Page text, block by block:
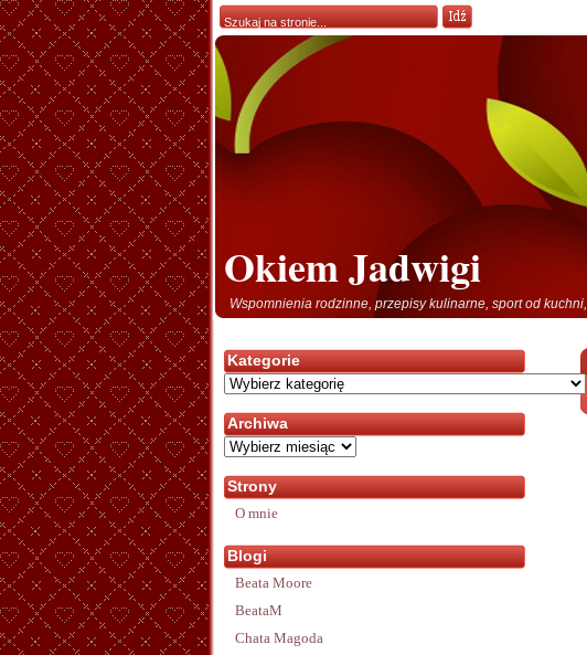
Okiem Jadwigi
Wspomnienia rodzinne, przepisy kulinarne, sport od kuchni,
Kategorie
Kategorie
Archiwa
Archiwa
Strony
O mnie
Blogi
Beata Moore
BeataM
Chata Magoda